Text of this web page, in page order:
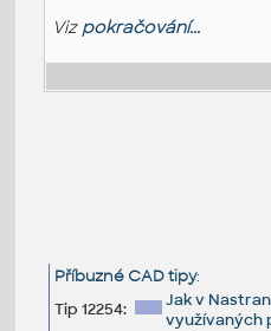
Viz pokračování...
Příbuzné CAD tipy:
Tip 12254:
Jak v
využívaných